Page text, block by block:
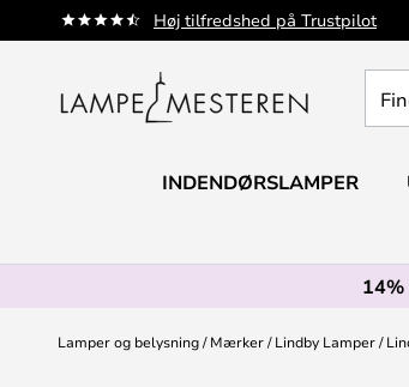
Høj tilfredshed på Trustpilot
Skip
to
din
INDENDØRSLAMPER
Lamper og belysning Mærker Lindby Lamper